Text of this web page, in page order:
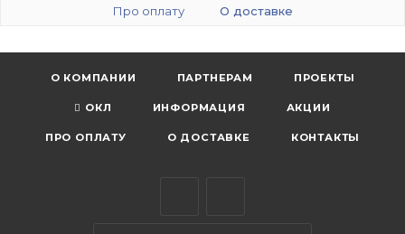
Про оплату О доставке
О КОМПАНИИ ПАРТНЕРАМ ПРОЕКТЫ
ОКЛ ИНФОРМАЦИЯ АКЦИИ
ПРО ОПЛАТУ О ДОСТАВКЕ КОНТАКТЫ